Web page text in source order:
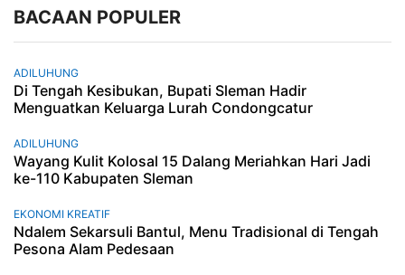
BACAAN POPULER
ADILUHUNG
Di Tengah Kesibukan, Bupati Sleman Hadir
Menguatkan Keluarga Lurah Condongcatur
ADILUHUNG
Wayang Kulit Kolosal 15 Dalang Meriahkan Hari Jadi
ke-110 Kabupaten Sleman
EKONOMI KREATIF
Ndalem Sekarsuli Bantul, Menu Tradisional di Tengah
Pesona Alam Pedesaan